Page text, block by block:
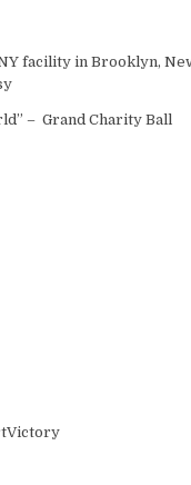
facility in Brooklyn,
– Grand Charity Ball